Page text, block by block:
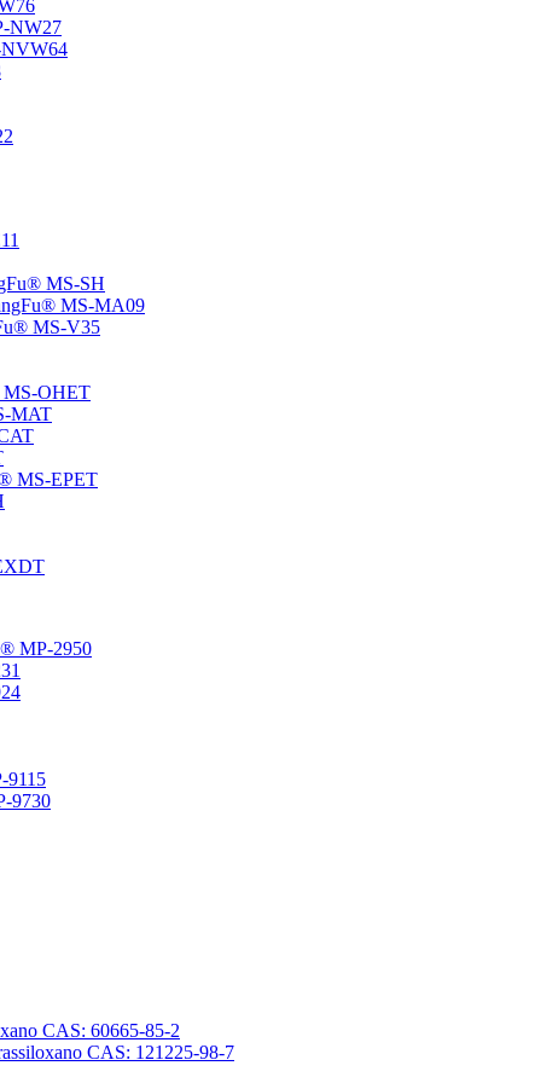
NW27
NVW64
MS-SH
MS-MA09
MS-V35
MS-OHET
MAT
MS-EPET
MP-2950
9115
9730
CAS: 60665-85-2
CAS: 121225-98-7